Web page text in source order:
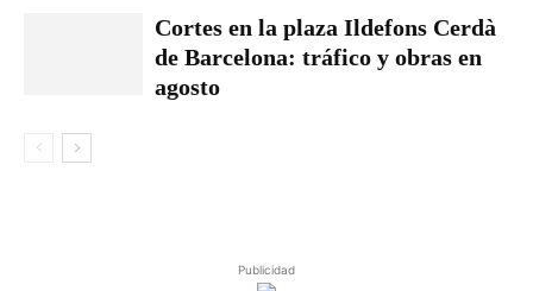
Cortes en la plaza Ildefons Cerdà
de Barcelona: tráfico y obras en
agosto
Publicidad